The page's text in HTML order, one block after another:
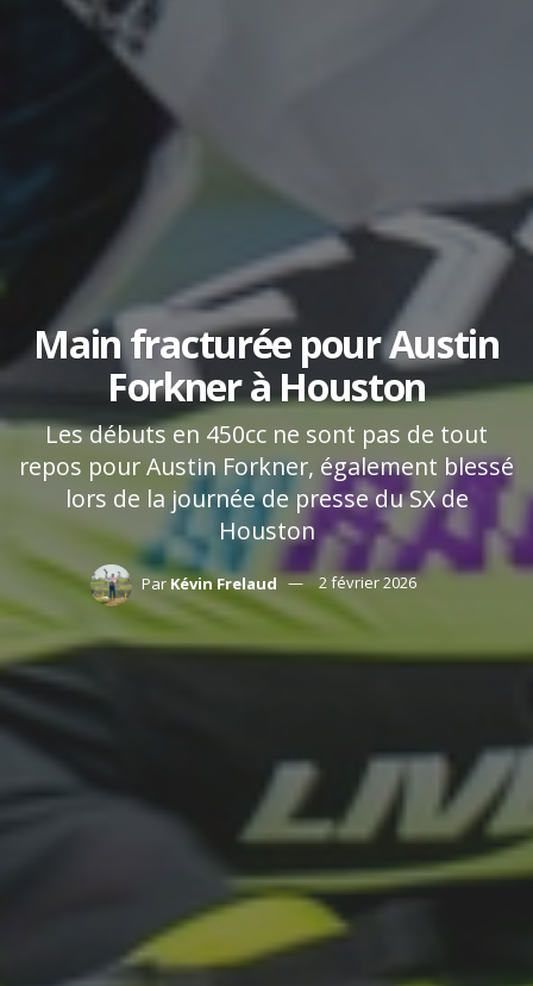
Main fracturée pour Austin
Forkner à Houston
Les débuts en 450cc ne sont pas de tout
repos pour Austin Forkner, également blessé
lors de la journée de presse du SX de
Houston
Par Kévin Frelaud 2 février 2026